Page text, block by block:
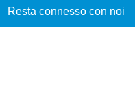
Resta connesso con noi